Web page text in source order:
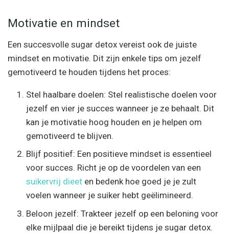
Motivatie en mindset
Een succesvolle sugar detox vereist ook de juiste
mindset en motivatie. Dit zijn enkele tips om jezelf
gemotiveerd te houden tijdens het proces:
Stel haalbare doelen: Stel realistische doelen voor
jezelf en vier je succes wanneer je ze behaalt. Dit
kan je motivatie hoog houden en je helpen om
gemotiveerd te blijven.
Blijf positief: Een positieve mindset is essentieel
voor succes. Richt je op de voordelen van een
suikervrij dieet en bedenk hoe goed je je zult
voelen wanneer je suiker hebt geëlimineerd.
Beloon jezelf: Trakteer jezelf op een beloning voor
elke mijlpaal die je bereikt tijdens je sugar detox.